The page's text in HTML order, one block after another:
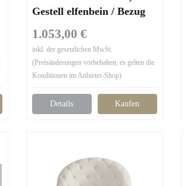
Gestell elfenbein / Bezug
1.053,00 €
inkl. der gesetzlichen MwSt.
(Preisänderungen vorbehalten, es gelten die
Konditionen im Anbieter-Shop)
Details Kaufen